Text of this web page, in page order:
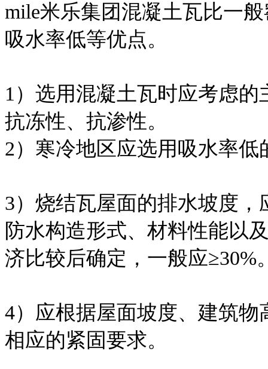
mile米乐集团混凝土瓦比一
吸水率低等优点。
1）选用混凝土瓦时应考虑
抗冻性、抗渗性。
2）寒冷地区应选用吸水率低
3）烧结瓦屋面的排水坡度
防水构造形式、材料性能以
济比较后确定，一般应≥30%
4）应根据屋面坡度、建筑
相应的紧固要求。